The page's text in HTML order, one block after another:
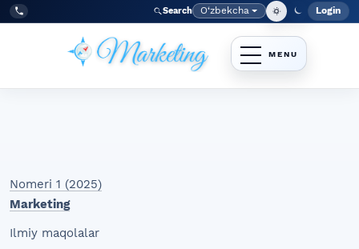
Skip to main navigation menu
Skip to main content
Skip to site footer
Tel:
+998977838464 Search Language
O‘zbekcha Login
Nomeri 1 (2025)
Marketing
Ilmiy maqolalar